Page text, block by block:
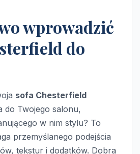
wprowadzić
do
sofa Chesterfield
do Twojego salonu,
w nim stylu? To
przemyślanego podejścia
tekstur i dodatków. Dobra